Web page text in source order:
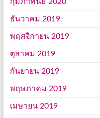
ธันวาคม 2019
พฤศจิกายน 2019
ตุลาคม 2019
กันยายน 2019
พฤษภาคม 2019
เมษายน 2019